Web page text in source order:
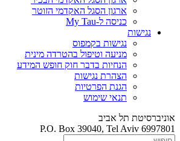
ארגון הסגל האקדמי הזוטר
כניסה ל-My Tau
נגישות
נגישות בקמפוס
מניעה וטיפול בהטרדה מינית
הנחיות בדבר חוק חופש המידע
הצהרת נגישות
הגנת הפרטיות
תנאי שימוש
אוניברסיטת תל אביב
P.O. Box 39040, Tel Aviv 6997801